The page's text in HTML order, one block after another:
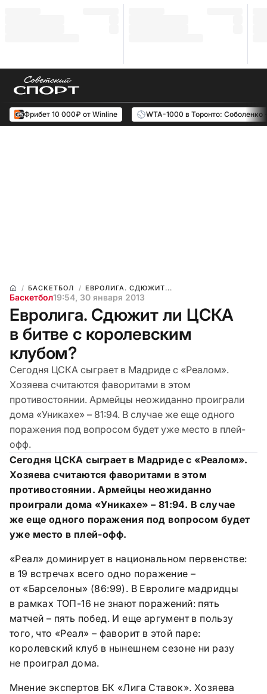
Фрибет 10 000₽ от Winline WTA-1000 в Торонто: Соболенко
БАСКЕТБОЛ ЕВРОЛИГА. СДЮЖИТ...
Баскетбол19:54, 30 января 2013
Евролига. Сдюжит ли ЦСКА
в битве с королевским
клубом?
Сегодня ЦСКА сыграет в Мадриде с «Реалом».
Хозяева считаются фаворитами в этом
противостоянии. Армейцы неожиданно проиграли
дома «Уникахе» – 81:94. В случае же еще одного
поражения под вопросом будет уже место в плей-
офф.
Сегодня ЦСКА сыграет в Мадриде с «Реалом».
Хозяева считаются фаворитами в этом
противостоянии. Армейцы неожиданно
проиграли дома «Уникахе» – 81:94. В случае
же еще одного поражения под вопросом будет
уже место в плей-офф.
«Реал» доминирует в национальном первенстве:
в 19 встречах всего одно поражение –
от «Барселоны» (86:99). В Евролиге мадридцы
в рамках ТОП-16 не знают поражений: пять
матчей – пять побед. И еще аргумент в пользу
того, что «Реал» – фаворит в этой паре:
королевский клуб в нынешнем сезоне ни разу
не проиграл дома.
Мнение экспертов БК «Лига Ставок». Хозяева